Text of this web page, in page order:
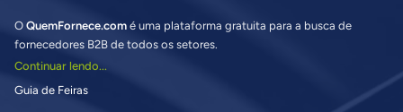
O QuemFornece.com é uma plataforma gratuita para a busca de
fornecedores B2B de todos os setores.
Continuar lendo...
Guia de Feiras